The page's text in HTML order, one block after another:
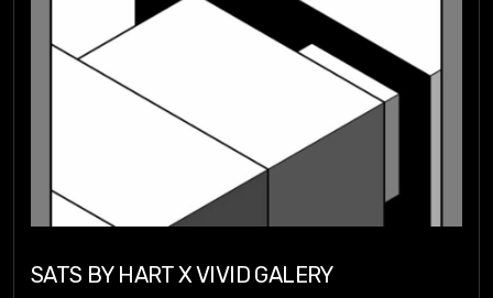
SATS BY HART X VIVID GALERY